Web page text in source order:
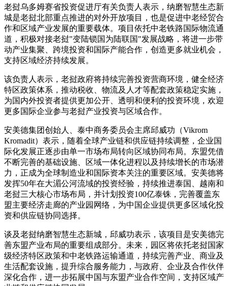
老挝乌多姆赛省投资促进厅有关负责人表示，纳磨智慧生态新
城是老挝北部重点推进的对外开放项目，也是促进中老经贸合
作和区域产业发展的重要载体。项目依托中老铁路国际物流通
道，积极对接老挝"变陆锁国为陆联国"发展战略，将进一步带
动产业集聚、跨境投资和国际产能合作，创造更多就业机会，
支持区域经济持续发展。
该负责人表示，老挝政府将持续完善投资营商环境，健全经济
特区政策体系，推动税收、物流及人才等配套政策稳定实施，
为国内外投资者提供更加公开、透明和便利的投资环境，欢迎
更多国际企业参与老挝产业投资与区域合作。
安美德集团创始人、泰中商务委员会主席邱威功（Vikrom
Kromadit）表示，随着全球产业链和供应链持续调整，企业国
际化发展正逐步由单一市场布局转向区域协同布局。东盟凭借
不断完善的基础设施、区域一体化进程以及持续增长的市场潜
力，正成为全球制造业和国际资本关注的重要区域。安美德将
发挥50年在大湄公河流域的投资经验，持续推进泰国、越南和
老挝三大核心市场布局，并计划投资100亿泰铢，完善覆盖东
盟主要经济走廊的产业园网络，为中国企业提供更多区域化投
资和供应链协同选择。
谈及老挝纳磨智慧生态新城，邱威功表示，该项目是安美德完
善东盟产业布局的重要组成部分。未来，园区将依托老挝国家
级经济特区政策和中老铁路运输通道，持续完善产业、商业及
生活配套设施，提升综合服务能力，与政府、企业及合作伙伴
深化合作，进一步拓展中国与东盟产业合作空间，支持区域产